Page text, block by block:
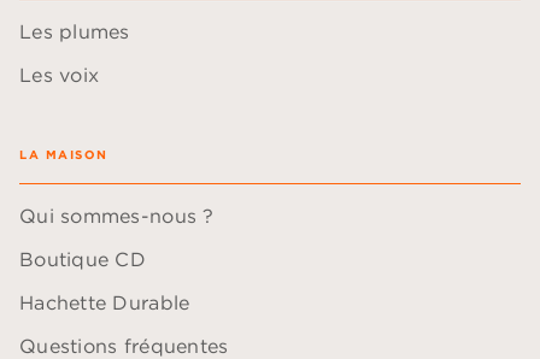
Les plumes
Les voix
LA MAISON
Qui sommes-nous ?
Boutique CD
Hachette Durable
Questions fréquentes